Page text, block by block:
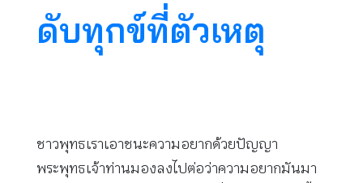
ดับทุกข์ที่ตัวเหตุ
ชาวพุทธเราเอาชนะความอยากด้วยปัญญา
พระพุทธเจ้าท่านมองลงไปต่อว่าความอยากมันมา